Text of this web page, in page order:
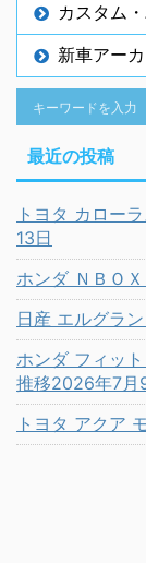
カスタム
新車アー
最近の投稿
トヨタ カロー
13日
ホンダ ＮＢＯ
日産 エルグラ
ホンダ フィッ
推移2026年7月
トヨタ アクア